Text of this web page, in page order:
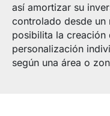
así amortizar su
controlado desde
posibilita la creación
personalización
según una área o